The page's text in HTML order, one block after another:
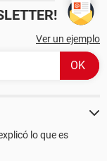
Ver un ejemplo
lo que es